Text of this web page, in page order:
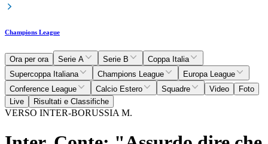
Champions League
Ora per ora Serie A Serie B
Coppa Italia
Supercoppa Italiana
Champions League
Europa League
Conference League
Calcio Estero Squadre Video
Foto
Live
Risultati e Classifiche
VERSO INTER-BORUSSIA M.